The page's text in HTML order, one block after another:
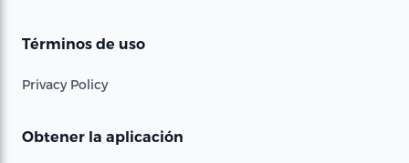
Términos de uso
Privacy Policy
Obtener la aplicación